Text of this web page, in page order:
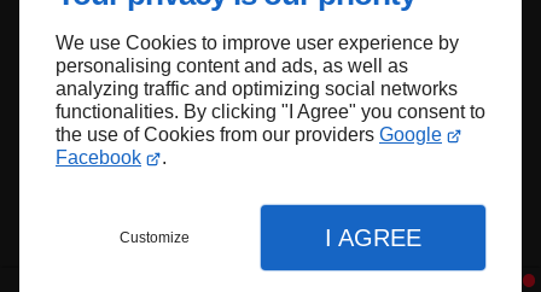
We use Cookies to improve user experience by
personalising content and ads, as well as
analyzing traffic and optimizing social networks
functionalities. By clicking "I Agree" you consent to
the use of Cookies from our providers Google
Facebook
.
Customize I AGREE
Haut de page